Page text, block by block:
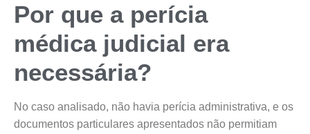
Por que a perícia
médica judicial era
necessária?
No caso analisado, não havia perícia administrativa, e os
documentos particulares apresentados não permitiam